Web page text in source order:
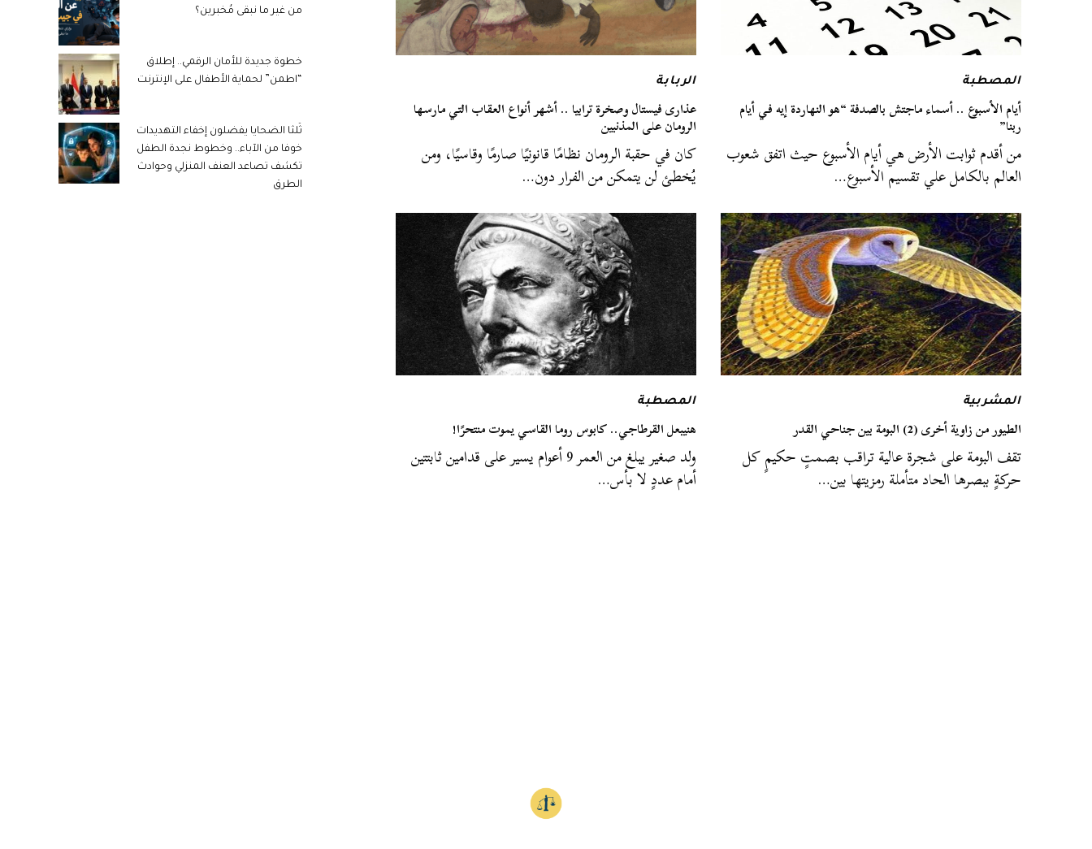
المصطبة
أيام الأسبوع .. أسماء ماجتش بالصدفة “هو النهاردة إيه في أيام
ربنا”
من أقدم ثوابت الأرض هي أيام الأسبوع حيث اتفق شعوب
العالم بالكامل علي تقسيم الأسبوع…
الربابة
عذارى فيستال وصخرة ترابيا .. أشهر أنواع العقاب التي مارسها
الرومان على المذنبين
كان في حقبة الرومان نظامًا قانونيًا صارمًا وقاسيًا، ومن
يُخطئ لن يتمكن من الفرار دون…
المشربية
الطيور من زاوية أخرى (2) البومة بين جناحي القدر
تقف البومة على شجرة عالية تراقب بصمتٍ حكيمٍ كل
حركةٍ ببصرها الحاد متأملة رمزيتها بين…
المصطبة
هنيبعل القرطاجي.. كابوس روما القاسي يموت منتحرًا!
ولد صغير يبلغ من العمر 9 أعوام يسير على قدامين ثابتتين
أمام عددٍ لا بأس…
من غير ما نبقى مُخبرين؟
خطوة جديدة للأمان الرقمي.. إطلاق
“اطمن” لحماية الأطفال على الإنترنت
ثُلثا الضحايا يفضلون إخفاء التهديدات
خوفا من الآباء.. وخطوط نجدة الطفل
تكشف تصاعد العنف المنزلي وحوادث
الطرق